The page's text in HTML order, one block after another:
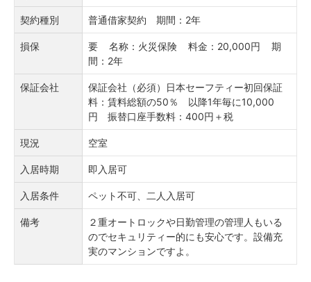
契約種別 普通借家契約 期間：2年
損保
要 名称：火災保険 料金：20,000円 期
間：2年
保証会社
保証会社（必須）日本セーフティー初回保証
料：賃料総額の50％ 以降1年毎に10,000
円 振替口座手数料：400円＋税
現況 空室
入居時期 即入居可
入居条件 ペット不可、二人入居可
備考
２重オートロックや日勤管理の管理人もいる
のでセキュリティー的にも安心です。設備充
実のマンションですよ。